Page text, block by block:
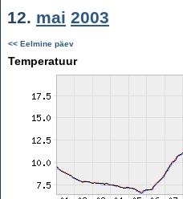
12. mai 2003
<< Eelmine päev
Temperatuur